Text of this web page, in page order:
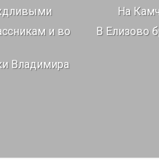
На
и во
В Елизово
Владимира